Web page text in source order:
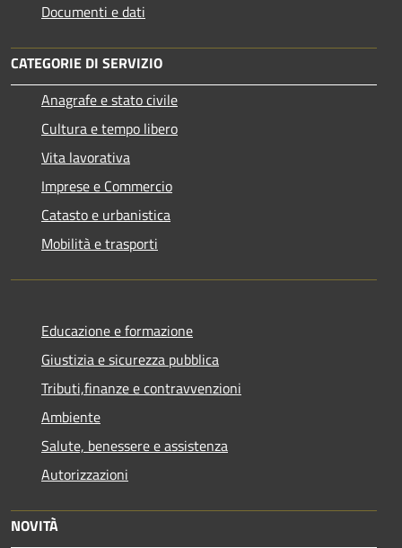
Documenti e dati
CATEGORIE DI SERVIZIO
Anagrafe e stato civile
Cultura e tempo libero
Vita lavorativa
Imprese e Commercio
Catasto e urbanistica
Mobilità e trasporti
Educazione e formazione
Giustizia e sicurezza pubblica
Tributi,finanze e contravvenzioni
Ambiente
Salute, benessere e assistenza
Autorizzazioni
NOVITÀ